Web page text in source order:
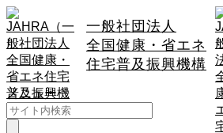
一般社団法人
全国健康・省エネ
住宅普及振興機構
メニュー
検
索: